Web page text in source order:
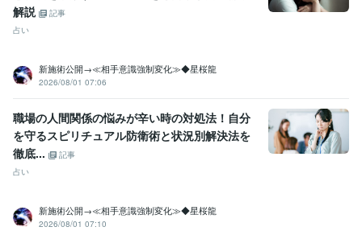
解説
記事
占い
新施術公開→≪相手意識強制変化≫◆星桜龍
2026/08/01 07:06
職場の人間関係の悩みが辛い時の対処法！自分
を守るスピリチュアル防衛術と状況別解決法を
徹底...
記事
占い
新施術公開→≪相手意識強制変化≫◆星桜龍
2026/08/01 07:10